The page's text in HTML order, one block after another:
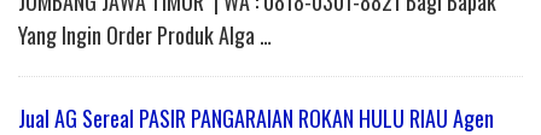
Yang Ingin Order Produk Alga …
Jual AG Sereal PASIR PANGARAIAN ROKAN HULU RIAU Agen